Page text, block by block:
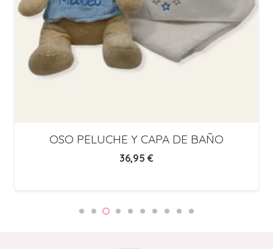
OSO PELUCHE Y CAPA DE BAÑO
36,95 €